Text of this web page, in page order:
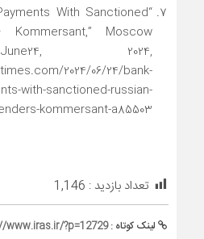
With Sanctioned
Moscow
2024,
2024/06/24/bank-
with-sanctioned-russian-
kommersant-a85503.
تعداد بازدید : 1,146
لینک کوتاه :www.iras.ir/?p=12729